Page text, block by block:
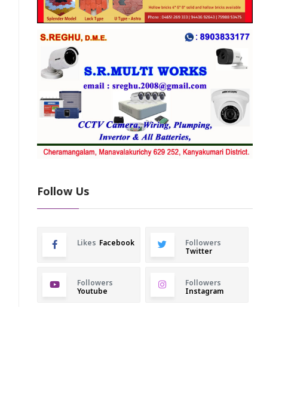
Follow Us
Likes Facebook
Followers
Twitter
Followers
Youtube
Followers
Instagram